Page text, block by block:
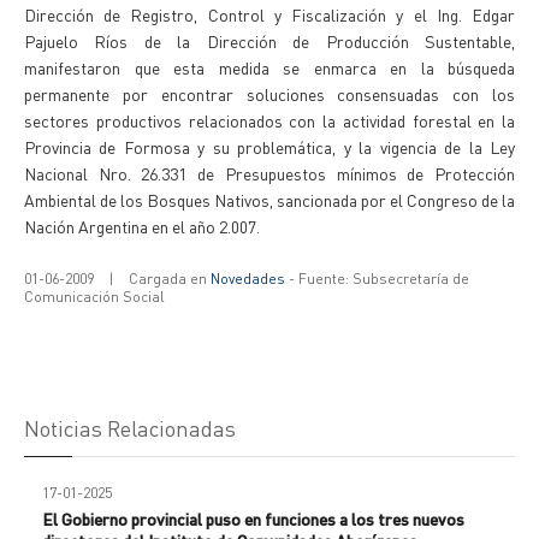
Dirección de Registro, Control y Fiscalización y el Ing. Edgar
Pajuelo Ríos de la Dirección de Producción Sustentable,
manifestaron que esta medida se enmarca en la búsqueda
permanente por encontrar soluciones consensuadas con los
sectores productivos relacionados con la actividad forestal en la
Provincia de Formosa y su problemática, y la vigencia de la Ley
Nacional Nro. 26.331 de Presupuestos mínimos de Protección
Ambiental de los Bosques Nativos, sancionada por el Congreso de la
Nación Argentina en el año 2.007.
01-06-2009 | Cargada en Novedades - Fuente: Subsecretaría de
Comunicación Social
Noticias Relacionadas
17-01-2025
El Gobierno provincial puso en funciones a los tres nuevos